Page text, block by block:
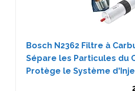
Bosch N2362 Filtre à
Sépare les Particules du
Protège le Système